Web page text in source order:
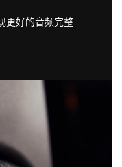
更好的音频完整